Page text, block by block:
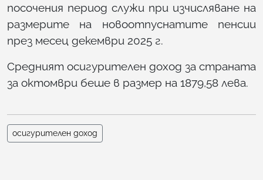
посочения период служи при изчисляване на
размерите на новоотпуснатите пенсии
през месец декември 2025 г.
Средният осигурителен доход за страната
за октомври беше в размер на 1879,58 лева.
осигурителен доход